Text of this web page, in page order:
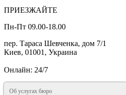
ПРИЕЗЖАЙТЕ
Пн-Пт 09.00-18.00
пер. Тараса Шевченка, дом 7/1
Киев, 01001, Украина
Онлайн: 24/7
Об услугах бюро